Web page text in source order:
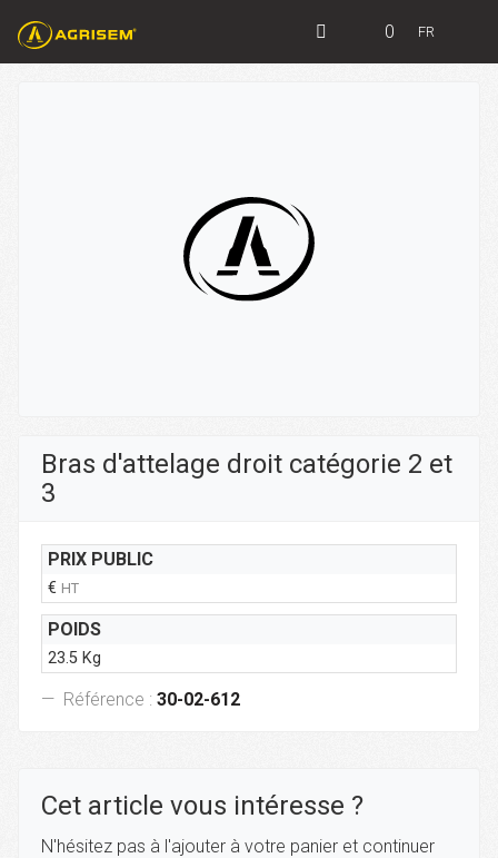
0 FR
Bras d'attelage droit catégorie 2 et
3
PRIX PUBLIC
€ HT
POIDS
23.5 Kg
Référence : 30-02-612
Cet article vous intéresse ?
N'hésitez pas à l'ajouter à votre panier et continuer